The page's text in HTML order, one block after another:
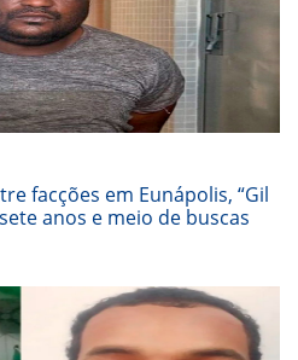
facções em Eunápolis, “Gil
anos e meio de buscas